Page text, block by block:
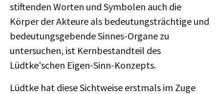
stiftenden Worten und Symbolen auch die
Körper der Akteure als bedeutungsträchtige und
bedeutungsgebende Sinnes-Organe zu
untersuchen, ist Kernbestandteil des
Lüdtke'schen Eigen-Sinn-Konzepts.
Lüdtke hat diese Sichtweise erstmals im Zuge